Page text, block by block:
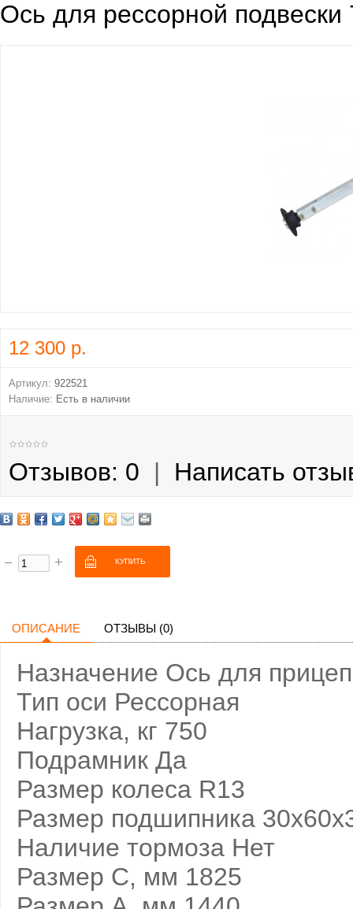
Ось для рессорной подвески
12 300 р.
Артикул: 922521
Наличие: Есть в наличии
Отзывов: 0 | Написать
ОПИСАНИЕ ОТЗЫВЫ (0)
Назначение Ось для
Тип оси Рессорная
Нагрузка, кг 750
Подрамник Да
Размер колеса R13
Размер подшипника
Наличие тормоза Нет
Размер С, мм 1825